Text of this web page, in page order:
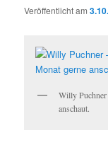
Veröffentlicht am
Willy
anschaut.